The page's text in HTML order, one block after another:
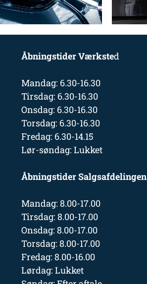
Åbningstider Værksted
Mandag: 6.30-16.30
Tirsdag: 6.30-16.30
Onsdag: 6.30-16.30
Torsdag: 6.30-16.30
Fredag: 6.30-14.15
Lør-søndag: Lukket
Åbningstider Salgsafdelingen
Mandag: 8.00-17.00
Tirsdag: 8.00-17.00
Onsdag: 8.00-17.00
Torsdag: 8.00-17.00
Fredag: 8.00-16.00
Lørdag: Lukket